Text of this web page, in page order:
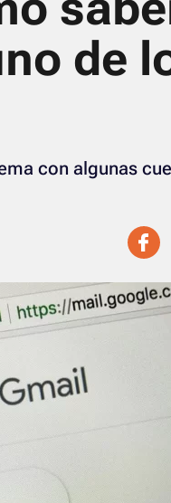
de
con algunas